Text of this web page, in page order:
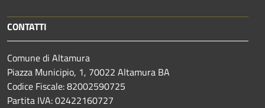
CONTATTI
Comune di Altamura
Piazza Municipio, 1, 70022 Altamura BA
Codice Fiscale: 82002590725
Partita IVA: 02422160727